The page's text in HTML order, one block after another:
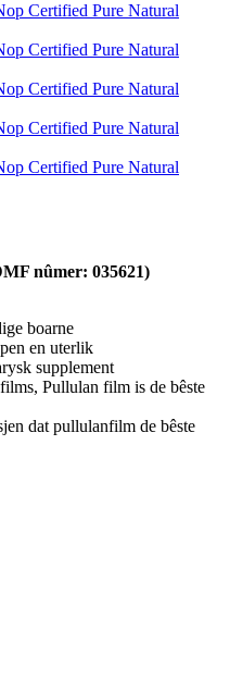
nûmer: 035621)
boarne
en uterlik
supplement
Pullulan film is de bêste
dat pullulanfilm de bêste